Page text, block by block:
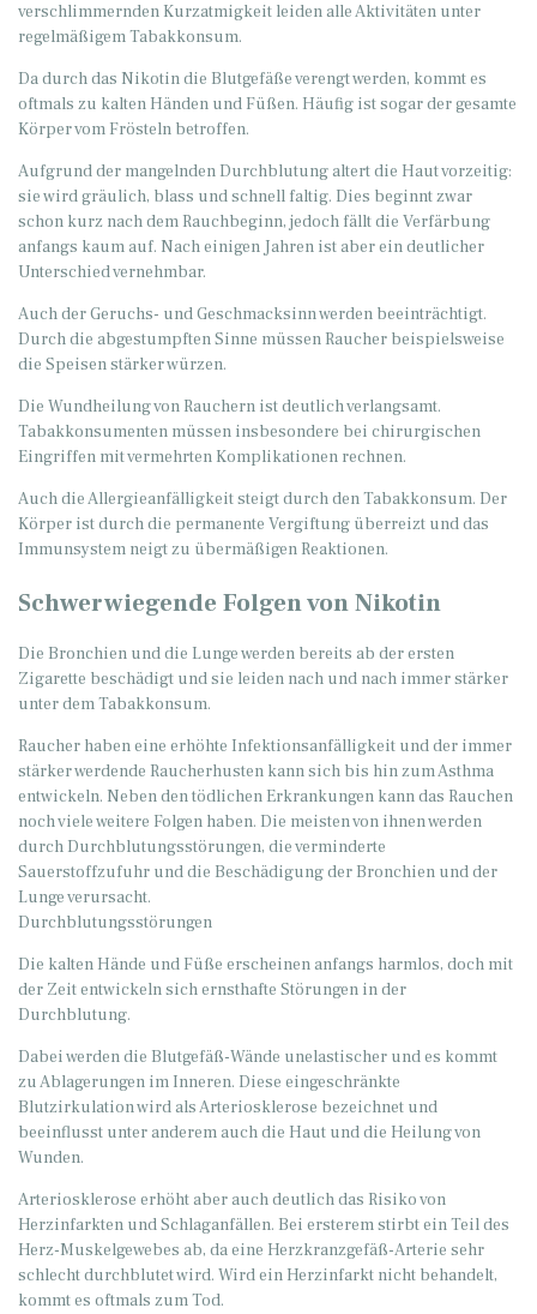
verschlimmernden Kurzatmigkeit leiden alle Aktivitäten unter
regelmäßigem Tabakkonsum.
Da durch das Nikotin die Blutgefäße verengt werden, kommt es
oftmals zu kalten Händen und Füßen. Häufig ist sogar der gesamte
Körper vom Frösteln betroffen.
Aufgrund der mangelnden Durchblutung altert die Haut vorzeitig:
sie wird gräulich, blass und schnell faltig. Dies beginnt zwar
schon kurz nach dem Rauchbeginn, jedoch fällt die Verfärbung
anfangs kaum auf. Nach einigen Jahren ist aber ein deutlicher
Unterschied vernehmbar.
Auch der Geruchs- und Geschmacksinn werden beeinträchtigt.
Durch die abgestumpften Sinne müssen Raucher beispielsweise
die Speisen stärker würzen.
Die Wundheilung von Rauchern ist deutlich verlangsamt.
Tabakkonsumenten müssen insbesondere bei chirurgischen
Eingriffen mit vermehrten Komplikationen rechnen.
Auch die Allergieanfälligkeit steigt durch den Tabakkonsum. Der
Körper ist durch die permanente Vergiftung überreizt und das
Immunsystem neigt zu übermäßigen Reaktionen.
Schwerwiegende Folgen von Nikotin
Die Bronchien und die Lunge werden bereits ab der ersten
Zigarette beschädigt und sie leiden nach und nach immer stärker
unter dem Tabakkonsum.
Raucher haben eine erhöhte Infektionsanfälligkeit und der immer
stärker werdende Raucherhusten kann sich bis hin zum Asthma
entwickeln. Neben den tödlichen Erkrankungen kann das Rauchen
noch viele weitere Folgen haben. Die meisten von ihnen werden
durch Durchblutungsstörungen, die verminderte
Sauerstoffzufuhr und die Beschädigung der Bronchien und der
Lunge verursacht.
Durchblutungsstörungen
Die kalten Hände und Füße erscheinen anfangs harmlos, doch mit
der Zeit entwickeln sich ernsthafte Störungen in der
Durchblutung.
Dabei werden die Blutgefäß-Wände unelastischer und es kommt
zu Ablagerungen im Inneren. Diese eingeschränkte
Blutzirkulation wird als Arteriosklerose bezeichnet und
beeinflusst unter anderem auch die Haut und die Heilung von
Wunden.
Arteriosklerose erhöht aber auch deutlich das Risiko von
Herzinfarkten und Schlaganfällen. Bei ersterem stirbt ein Teil des
Herz-Muskelgewebes ab, da eine Herzkranzgefäß-Arterie sehr
schlecht durchblutet wird. Wird ein Herzinfarkt nicht behandelt,
kommt es oftmals zum Tod.